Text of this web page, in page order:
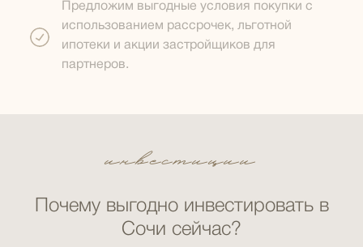
Предложим выгодные условия покупки с
использованием рассрочек, льготной
ипотеки и акции застройщиков для
партнеров.
инвестиции
Почему выгодно инвестировать в
Сочи сейчас?